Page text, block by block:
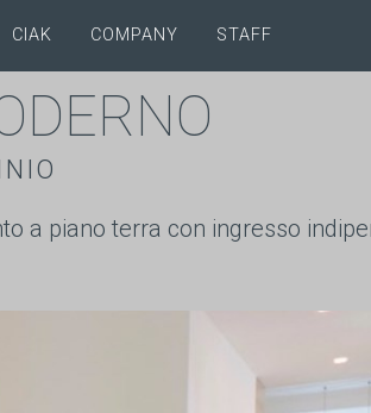
CIAK COMPANY STAFF
a piano terra con ingresso